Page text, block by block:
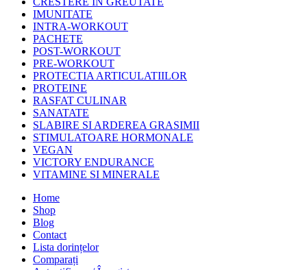
IMUNITATE
INTRA-WORKOUT
PACHETE
POST-WORKOUT
PRE-WORKOUT
PROTECTIA ARTICULATIILOR
PROTEINE
RASFAT CULINAR
SANATATE
SLABIRE SI ARDEREA GRASIMII
STIMULATOARE HORMONALE
VEGAN
VICTORY ENDURANCE
VITAMINE SI MINERALE
Home
Shop
Blog
Contact
Lista dorințelor
Comparați